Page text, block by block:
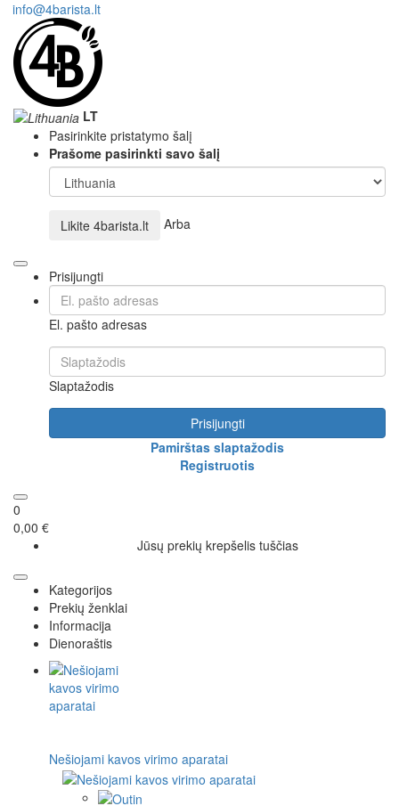
info@4barista.lt
LT
Pasirinkite pristatymo šalį
Prašome pasirinkti savo šalį
Likite 4barista.lt Arba
Prisijungti
El. pašto adresas
Slaptažodis
Prisijungti
Pamirštas slaptažodis
Registruotis
0
0,00 €
Jūsų prekių krepšelis tuščias
Kategorijos
Prekių ženklai
Informacija
Dienoraštis
Nešiojami kavos virimo aparatai